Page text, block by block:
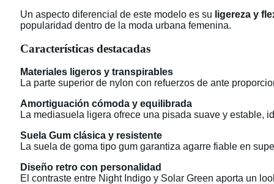
Un aspecto diferencial de este modelo es su ligereza y
popularidad dentro de la moda urbana femenina.
Características destacadas
Materiales ligeros y transpirables
La parte superior de nylon con refuerzos de ante
Amortiguación cómoda y equilibrada
La mediasuela ligera ofrece una pisada suave y estable,
Suela Gum clásica y resistente
La suela de goma tipo gum garantiza agarre fiable en
Diseño retro con personalidad
El contraste entre Night Indigo y Solar Green aporta un